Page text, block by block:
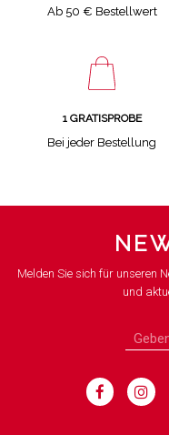
Ab 50 € Bestellwert
1 GRATISPROBE
Bei jeder Bestellung
Melden Sie sich für unseren
und